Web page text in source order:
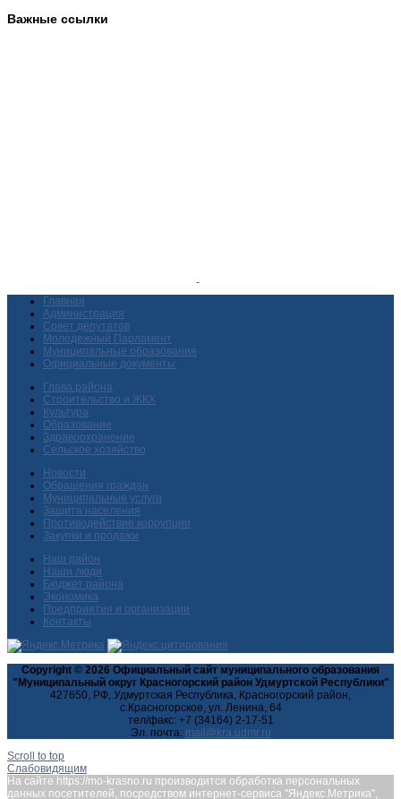
Важные ссылки
Главная
Администрация
Совет депутатов
Молодежный Парламент
Муниципальные образования
Официальные документы
Глава района
Строительство и ЖКХ
Культура
Образование
Здравоохранение
Сельское хозяйство
Новости
Обращения граждан
Муниципальные услуги
Защита населения
Противодействие коррупции
Закупки и продажи
Наш район
Наши люди
Бюджет района
Экономика
Предприятия и организации
Контакты
Copyright © 2026 Официальный сайт муниципального образования
"Муниципальный округ Красногорский район Удмуртской Республики"
427650, РФ, Удмуртская Республика, Красногорский район,
с.Красногорское, ул. Ленина, 64
тел/факс: +7 (34164) 2-17-51
Эл. почта:
Scroll to top
Слабовидящим
На сайте https://mo-krasno.ru производится обработка персональных
данных посетителей, посредством интернет-сервиса "Яндекс.Метрика",